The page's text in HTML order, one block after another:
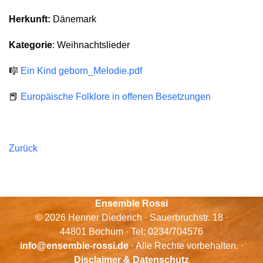
Herkunft: Dänemark
Kategorie: Weihnachtslieder
🎼 Ein Kind geborn_Melodie.pdf
📕 Europäische Folklore in offenen Besetzungen
Zurück
Ensemble Rossi
© 2026 Henner Diederich · Sauerbruchstr. 18 ·
44801 Bochum · Tel: 0234/704576
info@ensemble-rossi.de· Alle Rechte vorbehalten. ·
Disclaimer & Datenschutz